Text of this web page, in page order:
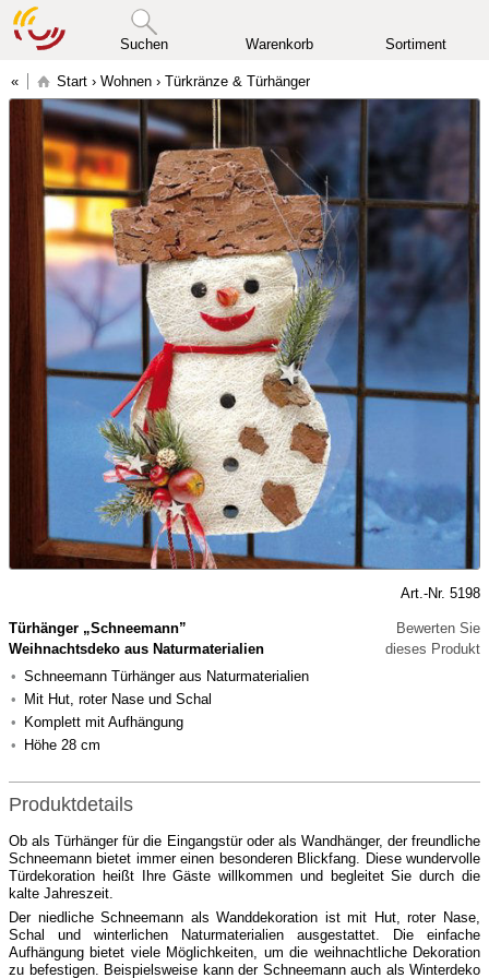
Suchen Warenkorb Sortiment
Start › Wohnen › Türkränze & Türhänger
Art.-Nr. 5198
Türhänger „Schneemann”
Weihnachtsdeko aus Naturmaterialien
Schneemann Türhänger aus Naturmaterialien
Mit Hut, roter Nase und Schal
Komplett mit Aufhängung
Höhe 28 cm
Bewerten Sie
dieses Produkt
Produktdetails
Ob als Türhänger für die Eingangstür oder als Wandhänger, der freundliche
Schneemann bietet immer einen besonderen Blickfang. Diese wundervolle
Türdekoration heißt Ihre Gäste willkommen und begleitet Sie durch die
kalte Jahreszeit.
Der niedliche Schneemann als Wanddekoration ist mit Hut, roter Nase,
Schal und winterlichen Naturmaterialien ausgestattet. Die einfache
Aufhängung bietet viele Möglichkeiten, um die weihnachtliche Dekoration
zu befestigen. Beispielsweise kann der Schneemann auch als Winterdeko